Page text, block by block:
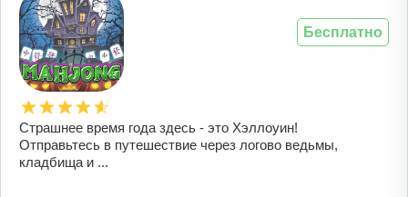
Страшнее время года здесь - это Хэллоуин!
Отправьтесь в путешествие через логово ведьмы,
кладбища и ...
Бесплатно